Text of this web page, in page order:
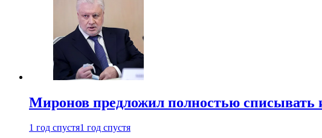
Миронов предложил полностью списывать
1 год спустя1 год спустя